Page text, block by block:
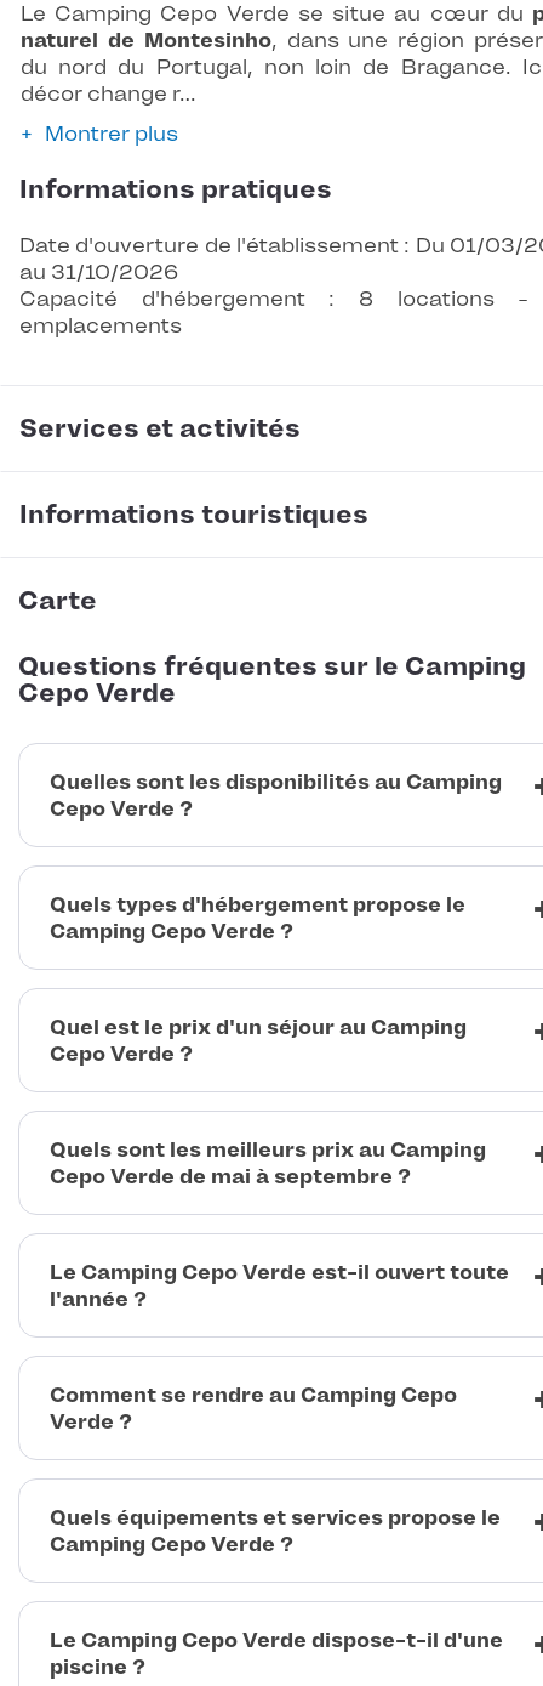
Le Camping Cepo Verde se situe au cœur du
naturel de Montesinho, dans une région
du nord du Portugal, non loin de Bragance.
décor change r…
Montrer plus
Informations pratiques
Date d'ouverture de l'établissement : Du 01/03/
au 31/10/2026
Capacité d'hébergement : 8 locations
emplacements
Services et activités
Informations touristiques
Carte
Questions fréquentes sur le Camping
Cepo Verde
Quelles sont les disponibilités au Camping
Cepo Verde ?
Quels types d'hébergement propose le
Camping Cepo Verde ?
Quel est le prix d'un séjour au Camping
Cepo Verde ?
Quels sont les meilleurs prix au Camping
Cepo Verde de mai à septembre ?
Le Camping Cepo Verde est-il ouvert toute
l'année ?
Comment se rendre au Camping Cepo
Verde ?
Quels équipements et services propose le
Camping Cepo Verde ?
Le Camping Cepo Verde dispose-t-il d'une
piscine ?